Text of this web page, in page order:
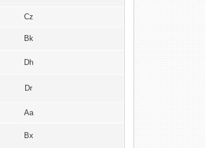
Cz
Bk
Dh
Dr
Aa
Bx